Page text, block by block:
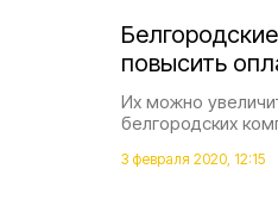
повысить
Их можно
белгородских
3 февраля 2020, 12:15